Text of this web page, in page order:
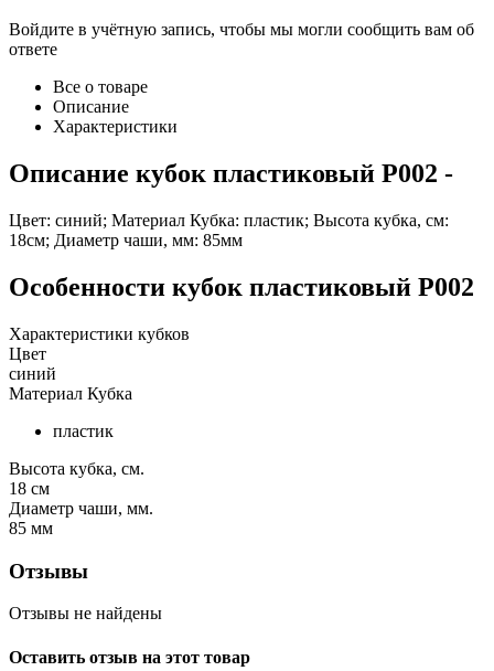
Войдите в учётную запись, чтобы мы могли сообщить вам об
ответе
Все о товаре
Описание
Характеристики
Описание кубок пластиковый P002 -
Цвет: синий; Материал Кубка: пластик; Высота кубка, см:
18см; Диаметр чаши, мм: 85мм
Особенности кубок пластиковый P002
Характеристики кубков
Цвет
синий
Материал Кубка
пластик
Высота кубка, см.
18 см
Диаметр чаши, мм.
85 мм
Отзывы
Отзывы не найдены
Оставить отзыв на этот товар